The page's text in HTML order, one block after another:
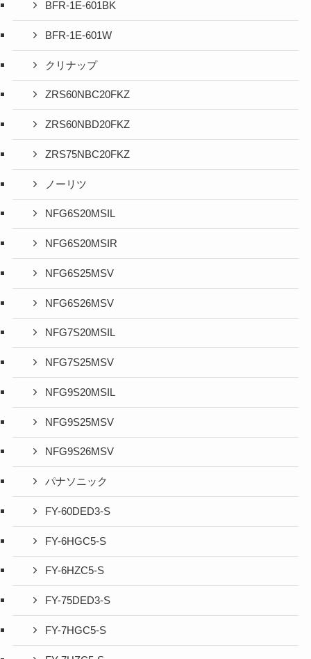
BFR-1E-601BK
BFR-1E-601W
クリナップ
ZRS60NBC20FKZ
ZRS60NBD20FKZ
ZRS75NBC20FKZ
ノーリツ
NFG6S20MSIL
NFG6S20MSIR
NFG6S25MSV
NFG6S26MSV
NFG7S20MSIL
NFG7S25MSV
NFG9S20MSIL
NFG9S25MSV
NFG9S26MSV
パナソニック
FY-60DED3-S
FY-6HGC5-S
FY-6HZC5-S
FY-75DED3-S
FY-7HGC5-S